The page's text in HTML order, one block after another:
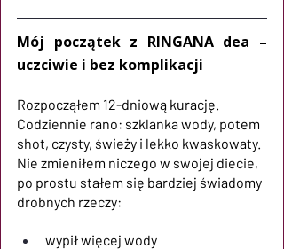
Mój początek z RINGANA dea –
uczciwie i bez komplikacji
Rozpocząłem 12-dniową kurację.
Codziennie rano: szklanka wody, potem
shot, czysty, świeży i lekko kwaskowaty.
Nie zmieniłem niczego w swojej diecie,
po prostu stałem się bardziej świadomy
drobnych rzeczy:
wypił więcej wody